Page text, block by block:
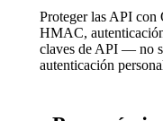
Proteger las API
HMAC,
claves de API — no
autenticación